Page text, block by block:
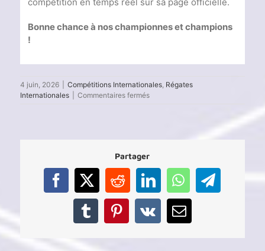
Bonne chance à nos championnes et champions
!
4 juin, 2026 Compétitions Internationales, Régates
Internationales
Commentaires ferméssur
la
4ème
étape
Partager
Facebook
X RedditLinkedInWhatsAppTelegram
TumblrPinterest
Vk Email